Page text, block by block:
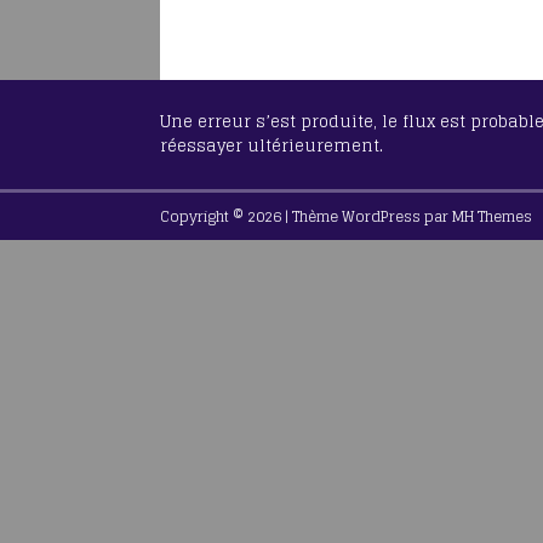
Une erreur s’est produite, le flux est
réessayer ultérieurement.
Copyright © 2026 | Thème WordPress parMH Themes